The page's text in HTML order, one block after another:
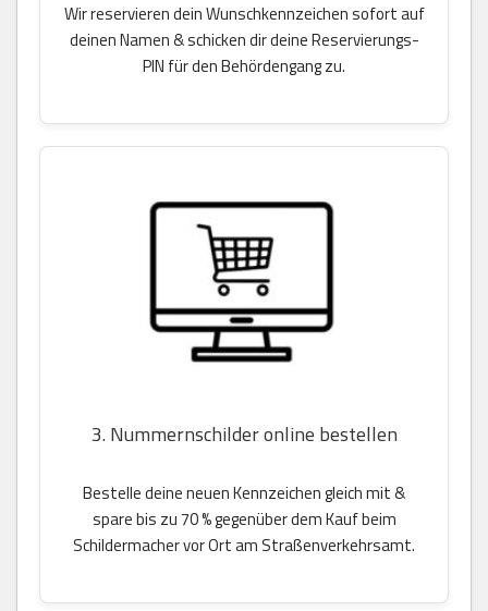
Wir reservieren dein Wunschkennzeichen sofort auf
deinen Namen & schicken dir deine Reservierungs-
PIN für den Behördengang zu.
3. Nummernschilder online bestellen
Bestelle deine neuen Kennzeichen gleich mit &
spare bis zu 70 % gegenüber dem Kauf beim
Schildermacher vor Ort am Straßenverkehrsamt.